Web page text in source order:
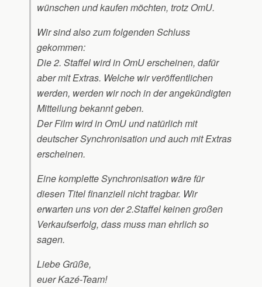
wünschen und kaufen möchten, trotz OmU.
Wir sind also zum folgenden Schluss
gekommen:
Die 2. Staffel wird in OmU erscheinen, dafür
aber mit Extras. Welche wir veröffentlichen
werden, werden wir noch in der angekündigten
Mitteilung bekannt geben.
Der Film wird in OmU und natürlich mit
deutscher Synchronisation und auch mit Extras
erscheinen.
Eine komplette Synchronisation wäre für
diesen Titel finanziell nicht tragbar. Wir
erwarten uns von der 2.Staffel keinen großen
Verkaufserfolg, dass muss man ehrlich so
sagen.
Liebe Grüße,
euer Kazé-Team!